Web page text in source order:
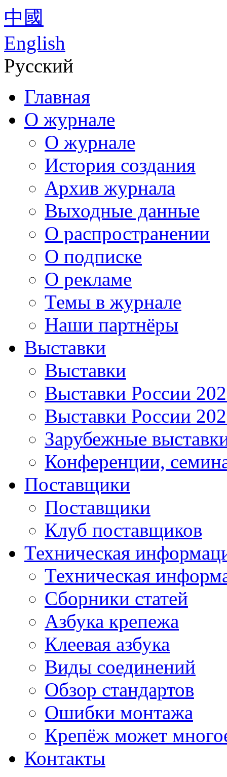
中國
English
Русский
Главная
О журнале
О журнале
История создания
Архив журнала
Выходные данные
О распространении
О подписке
О рекламе
Темы в журнале
Наши партнёры
Выставки
Выставки
Выставки России
Выставки России
Зарубежные
Конференции,
Поставщики
Поставщики
Клуб поставщиков
Техническая
Техническая
Сборники статей
Азбука крепежа
Клеевая азбука
Виды соединений
Обзор стандартов
Ошибки монтажа
Крепёж может
Контакты